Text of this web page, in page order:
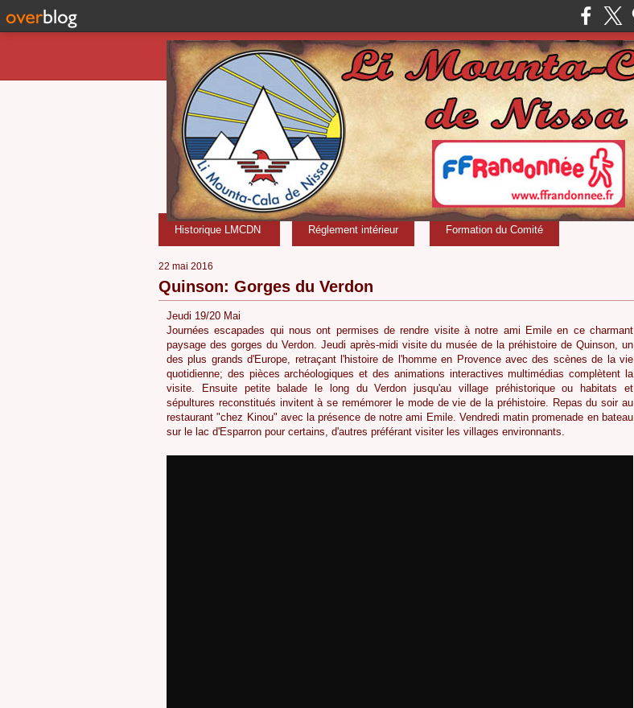
Historique LMCDN Réglement intérieur Formation du Comité
22 mai 2016
Quinson: Gorges du Verdon
Jeudi 19/20 Mai
Journées escapades qui nous ont permises de rendre visite à notre ami Emile en ce charmant
paysage des gorges du Verdon. Jeudi après-midi visite du musée de la préhistoire de Quinson, un
des plus grands d'Europe, retraçant l'histoire de l'homme en Provence avec des scènes de la vie
quotidienne; des pièces archéologiques et des animations interactives multimédias complètent la
visite. Ensuite petite balade le long du Verdon jusqu'au village préhistorique ou habitats et
sépultures reconstitués invitent à se remémorer le mode de vie de la préhistoire. Repas du soir au
restaurant "chez Kinou" avec la présence de notre ami Emile. Vendredi matin promenade en bateau
sur le lac d'Esparron pour certains, d'autres préférant visiter les villages environnants.